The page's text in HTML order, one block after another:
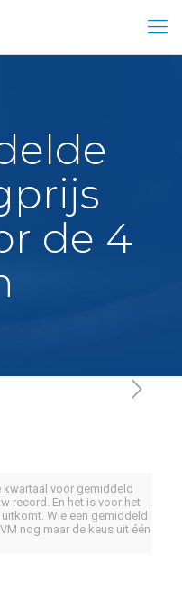
de 4
voor gemiddeld
record. En het is voor het
Wie een gemiddeld
nog maar de keus uit één